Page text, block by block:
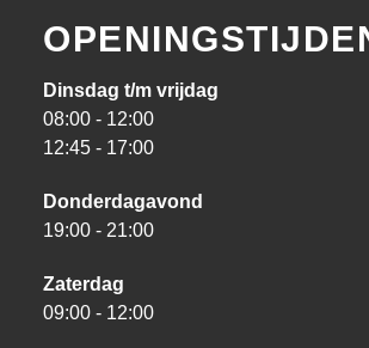
Dinsdag t/m vrijdag
08:00 - 12:00
12:45 - 17:00
Donderdagavond
19:00 - 21:00
Zaterdag
09:00 - 12:00